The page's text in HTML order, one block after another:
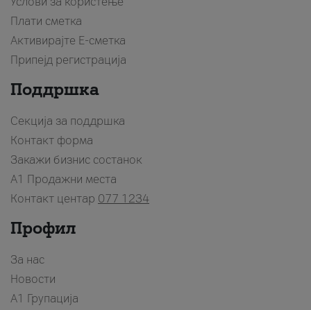
Плати сметка
Активирајте Е-сметка
Припејд регистрација
Поддршка
Секција за поддршка
Контакт форма
Закажи бизнис состанок
A1 Продажни места
Контакт центар 077 1234
Профил
За нас
Новости
А1 Групација